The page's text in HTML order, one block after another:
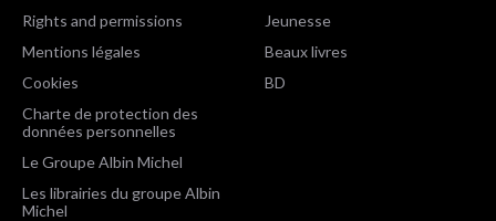
Rights and permissions
Mentions légales
Cookies
Charte de protection des
données personnelles
Le Groupe Albin Michel
Les librairies du groupe Albin
Michel
Jeunesse
Beaux livres
BD